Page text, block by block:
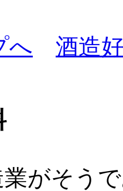
へ 酒造
がそう